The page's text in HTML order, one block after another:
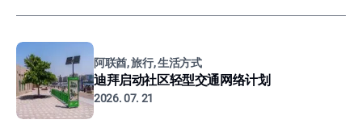
阿联酋, 旅行, 生活方式
迪拜启动社区轻型交通网络计划
2026. 07. 21